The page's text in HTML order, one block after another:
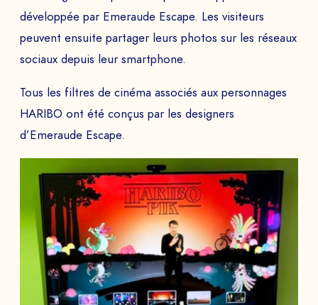
développée par Emeraude Escape. Les visiteurs
peuvent ensuite partager leurs photos sur les réseaux
sociaux depuis leur smartphone.
Tous les filtres de cinéma associés aux personnages
HARIBO ont été conçus par les designers
d’Emeraude Escape.
TÉLÉPHONE
Programmer la demo